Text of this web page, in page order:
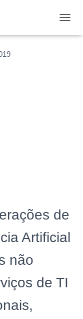
chega às
de
Artificial
não
de TI